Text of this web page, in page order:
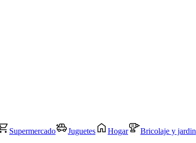
Supermercado Juguetes Hogar Bricolaje y jardin